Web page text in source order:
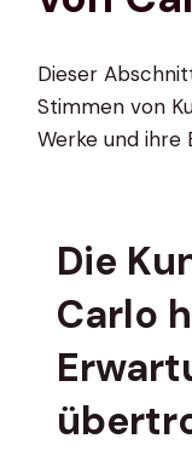
Dieser
Stimmen von
Werke und ihre
Die
Carlo